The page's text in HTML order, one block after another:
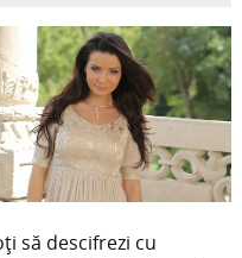
să descifrezi cu